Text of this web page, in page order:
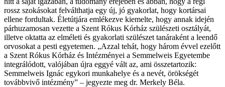
rossz szokásokat felválthatja egy új, jó gyakorlat, hogy kortársai
ellene fordultak. Életútjára emlékezve kiemelte, hogy annak idején
párhuzamosan vezette a Szent Rókus Kórház szülészeti osztályát,
illetve oktatta az elméleti és gyakorlati szülészet tanáraként a leendő
orvosokat a pesti egyetemen. „Azzal tehát, hogy három évvel ezelőtt
a Szent Rókus Kórház és Intézményei a Semmelweis Egyetembe
integrálódott, valójában újra eggyé vált az, ami összetartozik:
Semmelweis Ignác egykori munkahelye és a nevét, örökségét
továbbvivő intézmény” – jegyezte meg dr. Merkely Béla.